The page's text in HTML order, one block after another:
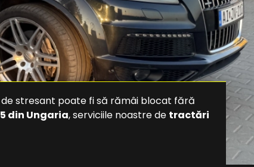
stresant poate fi să rămâi blocat fără
din Ungaria, serviciile noastre de tractări